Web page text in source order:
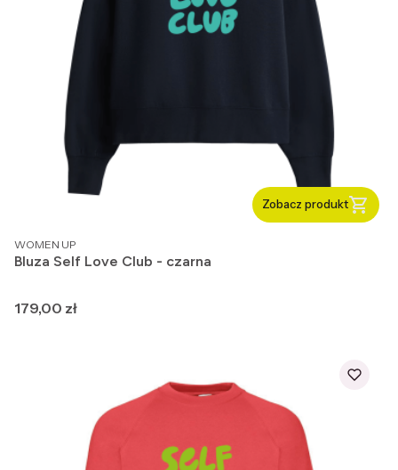
Zobacz produkt
PRODUCENT
WOMEN UP
Bluza Self Love Club - czarna
Cena
179,00 zł